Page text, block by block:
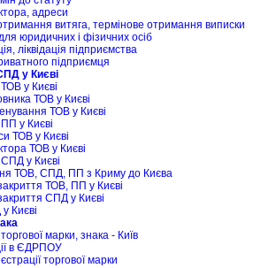
адреси
витяга, термінове отримання виписки
юридичних і фізичних осіб
ліквідація підприємства
підприємця
у Києві
у Києві
ТОВ у Києві
ТОВ у Києві
у Києві
ТОВ у Києві
ТОВ у Києві
СПД у Києві
ТОВ, СПД, ПП з Криму до Києва
закриття ТОВ, ПП у Києві
СПД у Києві
Києві
марки, знака - Київ
в ЄДРПОУ
торгової марки